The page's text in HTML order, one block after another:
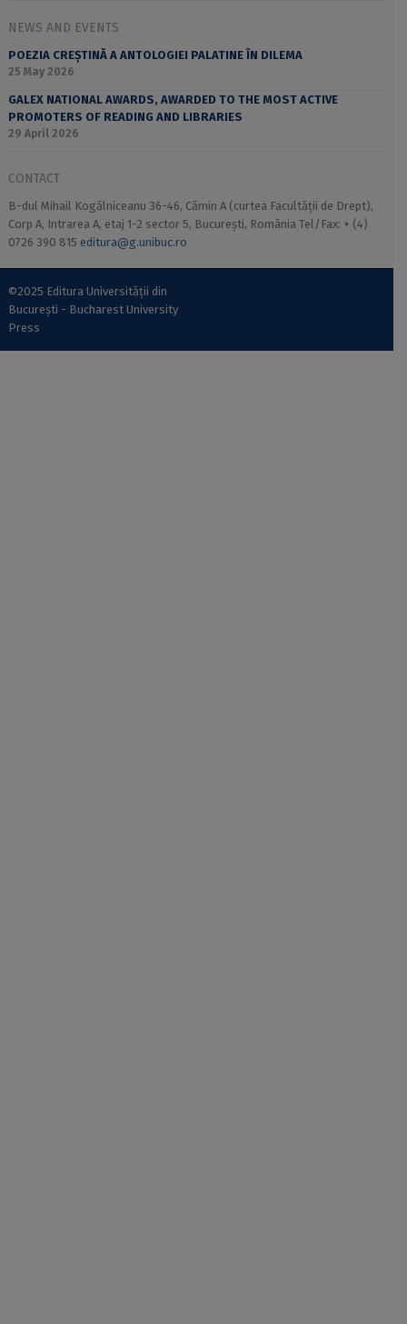
NEWS AND EVENTS
POEZIA CREȘTINĂ A ANTOLOGIEI PALATINE ÎN DILEMA
25 May 2026
GALEX NATIONAL AWARDS, AWARDED TO THE MOST ACTIVE
PROMOTERS OF READING AND LIBRARIES
29 April 2026
CONTACT
B-dul Mihail Kogălniceanu 36-46, Cămin A (curtea Facultății de Drept),
Corp A, Intrarea A, etaj 1-2 sector 5, București, România Tel/Fax: + (4)
0726 390 815 editura@g.unibuc.ro
©2025 Editura Universității din
București - Bucharest University
Press